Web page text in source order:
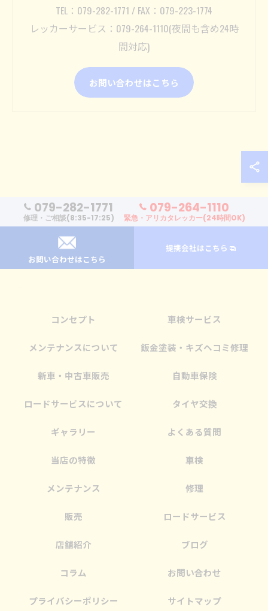
TEL：079-282-1771 / FAX：079-223-1774
レッカーサービス：079-264-1110(夜間も含め24時
間対応)
お問い合わせはこちら
079-282-1771
修理・ご相談(8:35-17:25)
079-264-1110
緊急・アリカタレッカー(24時間OK)
お問い合わせはこちら
提携会社はこちら
コンセプト 車検サービス
メンテナンスについて 鈑金塗装・キズヘコミ修理
新車・中古車販売 自動車保険
ロードサービスについて タイヤ交換
ギャラリー よくある質問
当店の特徴 車検
メンテナンス 修理
販売 ロードサービス
店舗紹介 ブログ
コラム お問い合わせ
プライバシーポリシー サイトマップ